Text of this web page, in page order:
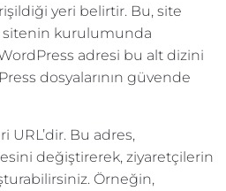
yeri belirtir. Bu, site
sitenin kurulumunda
adresi bu alt dizini
dosyalarının güvende
URL’dir. Bu adres,
değiştirerek, ziyaretçilerin
Örneğin,